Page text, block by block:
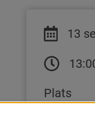
13
Plats